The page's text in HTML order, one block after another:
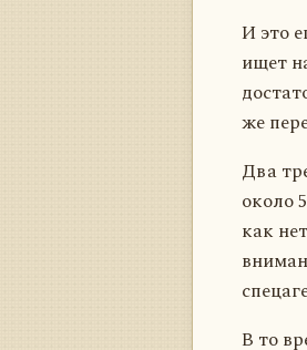
И это
ищет
же
Два
около
как
В то